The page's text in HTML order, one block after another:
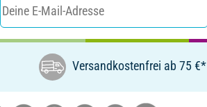
Versandkostenfrei ab 75 €*